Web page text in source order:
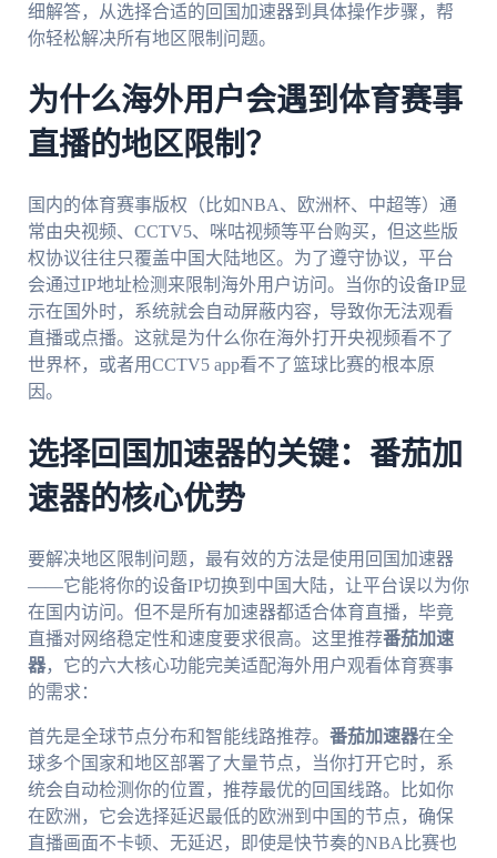
细解答，从选择合适的回国加速器到具体操作步骤，帮
你轻松解决所有地区限制问题。
为什么海外用户会遇到体育赛事
直播的地区限制？
国内的体育赛事版权（比如NBA、欧洲杯、中超等）通
常由央视频、CCTV5、咪咕视频等平台购买，但这些版
权协议往往只覆盖中国大陆地区。为了遵守协议，平台
会通过IP地址检测来限制海外用户访问。当你的设备IP显
示在国外时，系统就会自动屏蔽内容，导致你无法观看
直播或点播。这就是为什么你在海外打开央视频看不了
世界杯，或者用CCTV5 app看不了篮球比赛的根本原
因。
选择回国加速器的关键：番茄加
速器的核心优势
要解决地区限制问题，最有效的方法是使用回国加速器
——它能将你的设备IP切换到中国大陆，让平台误以为你
在国内访问。但不是所有加速器都适合体育直播，毕竟
直播对网络稳定性和速度要求很高。这里推荐番茄加速
器，它的六大核心功能完美适配海外用户观看体育赛事
的需求：
首先是全球节点分布和智能线路推荐。 番茄加速器在全
球多个国家和地区部署了大量节点，当你打开它时，系
统会自动检测你的位置，推荐最优的回国线路。比如你
在欧洲，它会选择延迟最低的欧洲到中国的节点，确保
直播画面不卡顿、无延迟，即使是快节奏的NBA比赛也